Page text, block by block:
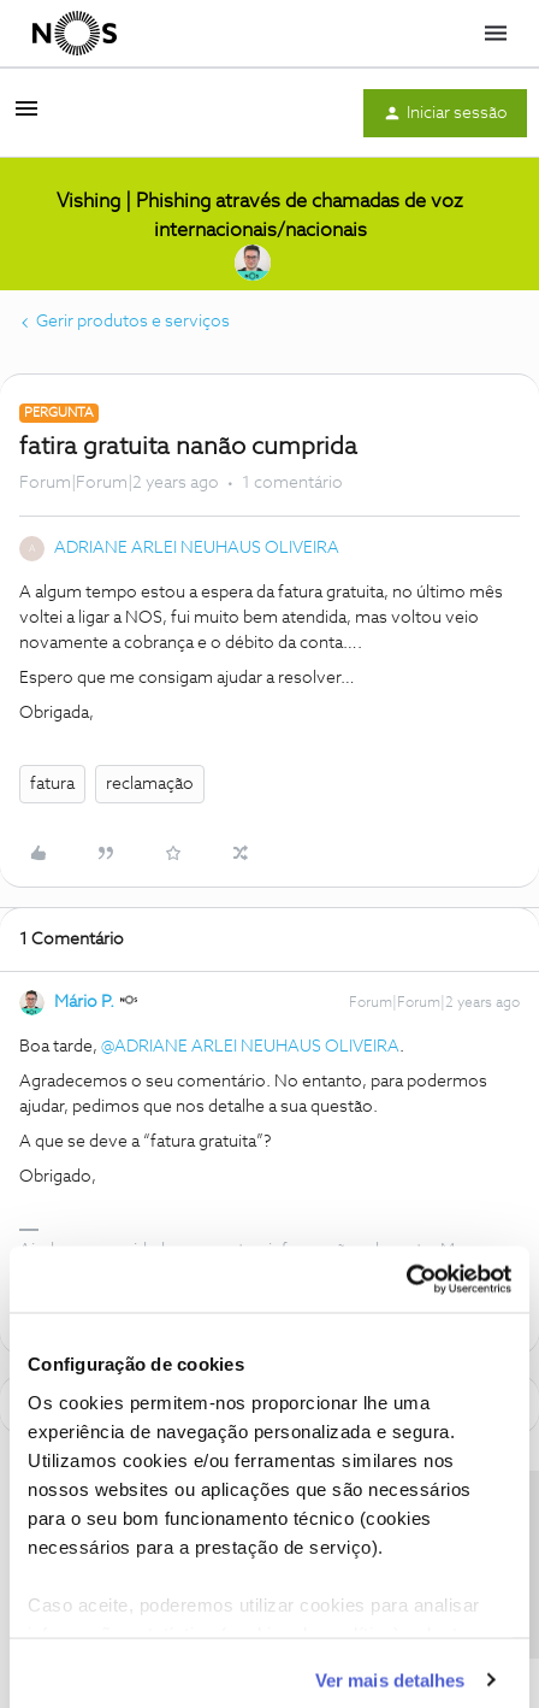
Configuração de cookies
Os cookies permitem-nos proporcionar lhe uma
experiência de navegação personalizada e segura.
Utilizamos cookies e/ou ferramentas similares nos
nossos websites ou aplicações que são necessários
para o seu bom funcionamento técnico (cookies
necessários para a prestação de serviço).
Caso aceite, poderemos utilizar cookies para analisar
funcionalidades (cookies de personalização e
Ver mais detalhes
Menu
Iniciar sessão
Vishing | Phishing através de chamadas de voz
internacionais/nacionais
Gerir produtos e serviços
PERGUNTA
fatira gratuita nanão cumprida
Forum|Forum|2 years ago 1 comentário
A ADRIANE ARLEI NEUHAUS OLIVEIRA
A algum tempo estou a espera da fatura gratuita, no último mês
voltei a ligar a NOS, fui muito bem atendida, mas voltou veio
novamente a cobrança e o débito da conta….
Espero que me consigam ajudar a resolver…
Obrigada,
fatura reclamação
1 Comentário
Mário P. Forum|Forum|2 years ago
Boa tarde, @ADRIANE ARLEI NEUHAUS OLIVEIRA.
Agradecemos o seu comentário. No entanto, para podermos
ajudar, pedimos que nos detalhe a sua questão.
A que se deve a “fatura gratuita”?
Obrigado,
Ajude a comunidade a encontrar informação relevante. Marque
como "Melhor Resposta" e faça "Like" nos melhores comentários.